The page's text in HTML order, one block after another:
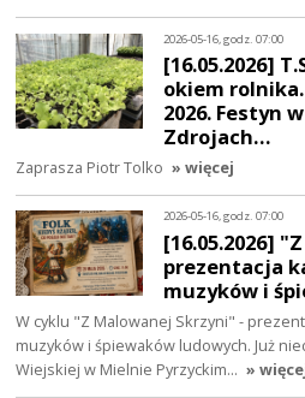
2026-05-16, godz. 07:00
[16.05.2026]
okiem
2026. Festyn
Zdrojach…
Zaprasza Piotr Tolko » więcej
2026-05-16, godz. 07:00
[16.05.2026]
prezentacja
muzyków i
W cyklu "Z Malowanej Skrzyni" -
muzyków i śpiewaków ludowych. Już
Wiejskiej w Mielnie Pyrzyckim… »